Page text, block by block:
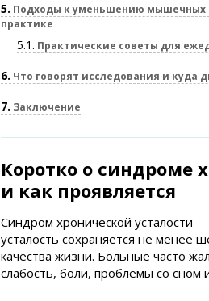
5 Подходы к уменьшению мышечных
практике
5.1 Практические советы для
6 Что говорят исследования и куда
7 Заключение
Коротко о синдроме
и как проявляется
Синдром хронической усталости
усталость сохраняется не менее
качества жизни. Больные часто
слабость, боли, проблемы со сном